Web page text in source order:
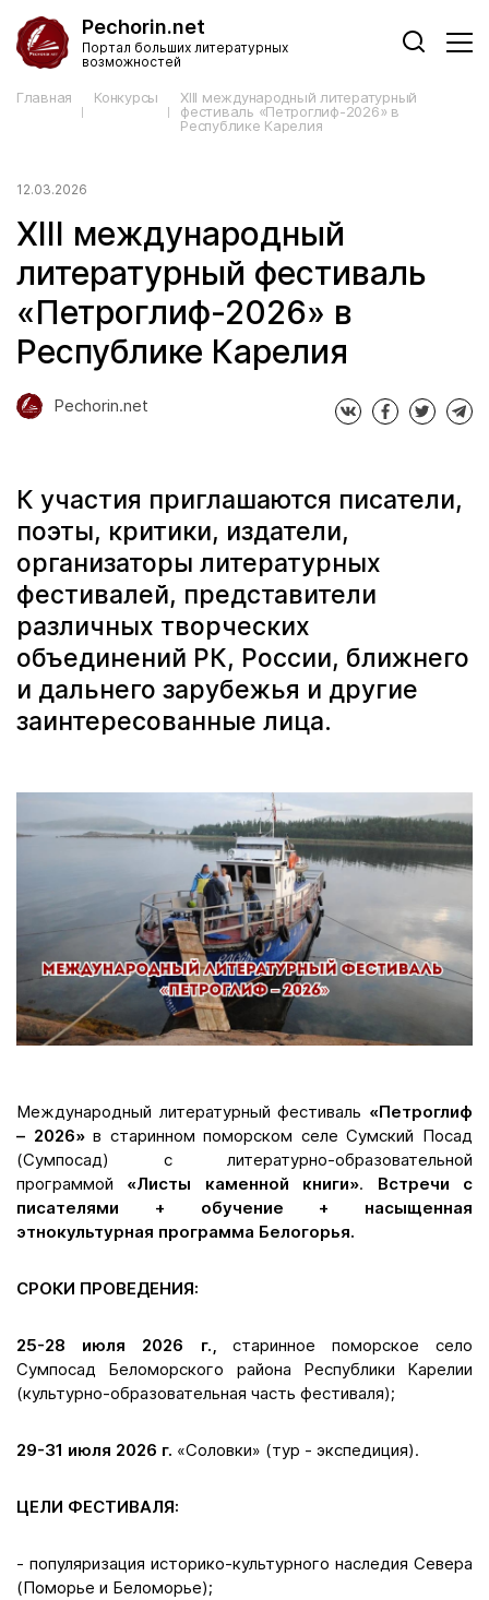
Pechorin.net
Портал больших литературных
возможностей
Главная Конкурсы
XIII международный литературный
фестиваль «Петроглиф-2026» в
Республике Карелия
XIII международный
литературный фестиваль
«Петроглиф-2026» в
Республике Карелия
12.03.2026
Pechorin.net
К участия приглашаются писатели,
поэты, критики, издатели,
организаторы литературных
фестивалей, представители
различных творческих
объединений РК, России, ближнего
и дальнего зарубежья и другие
заинтересованные лица.
Международный литературный фестиваль «Петроглиф
– 2026»в старинном поморском селе Сумский Посад
(Сумпосад) с литературно-образовательной
программой «Листы каменной книги». Встречи с
писателями + обучение + насыщенная
этнокультурная программа Белогорья.
СРОКИ ПРОВЕДЕНИЯ:
25-28 июля 2026 г.,старинное поморское село
Сумпосад Беломорского района Республики Карелии
(культурно-образовательная часть фестиваля);
29-31 июля 2026 г. «Соловки» (тур - экспедиция).
ЦЕЛИ ФЕСТИВАЛЯ:
- популяризация историко-культурного наследия Севера
(Поморье и Беломорье);